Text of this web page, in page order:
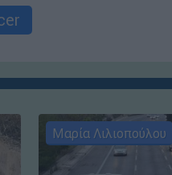
Μαρία Λιλιοπούλου